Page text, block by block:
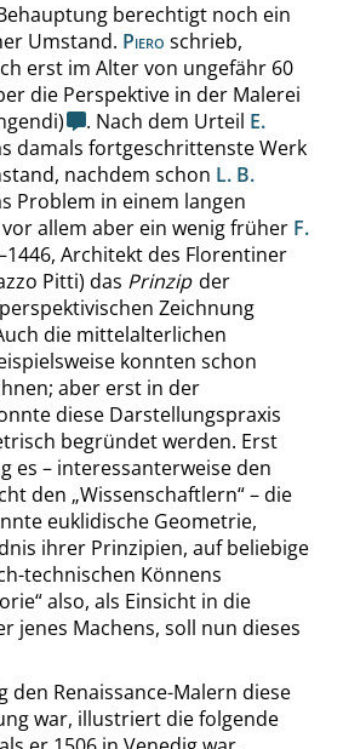
berechtigt noch ein
Umstand. Piero schrieb,
erst im Alter von ungefähr 60
die Perspektive in der Malerei
. Nach dem Urteil E.
damals fortgeschrittenste Werk
nachdem schon L. B.
Problem in einem langen
allem aber ein wenig früher F.
1446, Architekt des Florentiner
Pitti) das Prinzip der
Zeichnung
die mittelalterlichen
konnten schon
aber erst in der
diese Darstellungspraxis
begründet werden. Erst
es – interessanterweise den
den „Wissenschaftlern“–die
euklidische Geometrie,
ihrer Prinzipien, auf beliebige
technischen Könnens
“also, als Einsicht in die
jenes Machens, soll nun dieses
den Renaissance-Malern diese
war, illustriert die folgende